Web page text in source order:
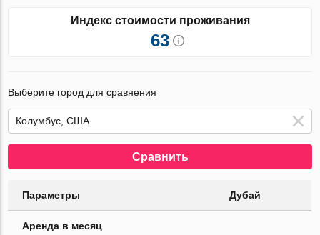
Индекс стоимости проживания
63
Выберите город для сравнения
Сравнить
Параметры Дубай
Аренда в месяц